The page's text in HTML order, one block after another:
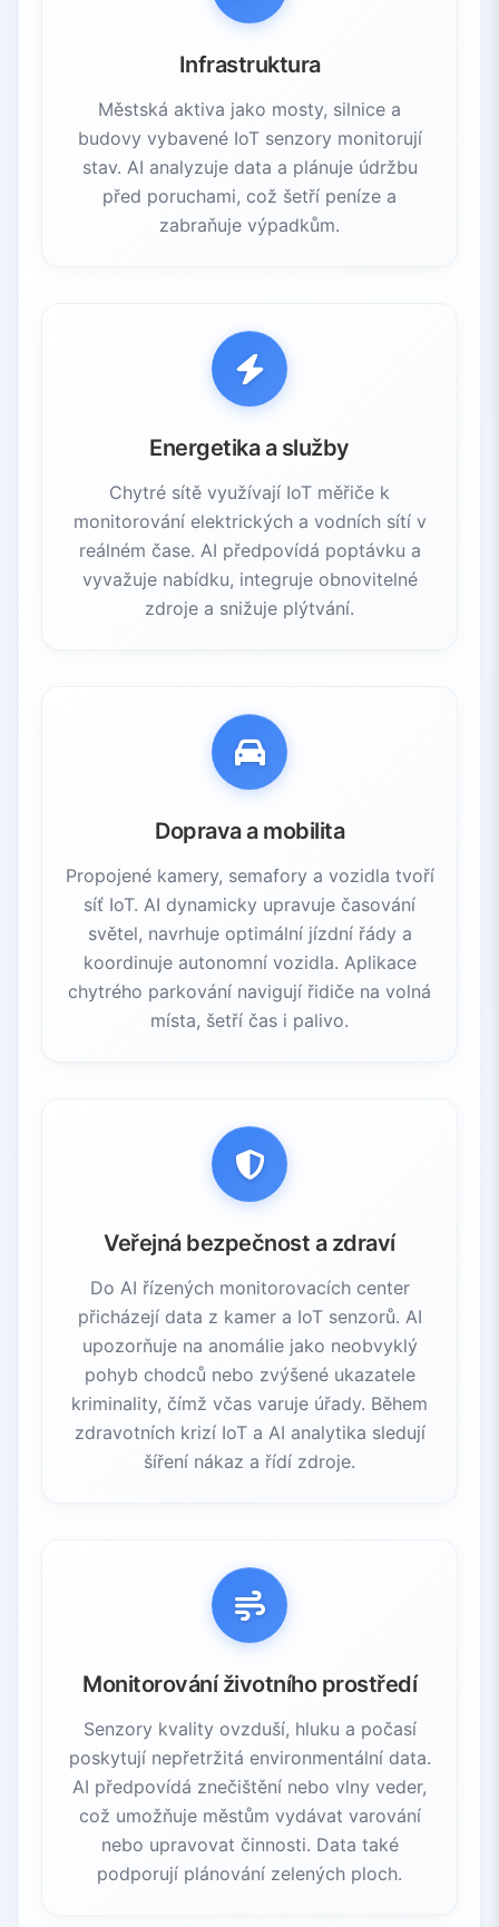
Infrastruktura
Městská aktiva jako mosty, silnice a
budovy vybavené IoT senzory monitorují
stav. AI analyzuje data a plánuje údržbu
před poruchami, což šetří peníze a
zabraňuje výpadkům.
Energetika a služby
Chytré sítě využívají IoT měřiče k
monitorování elektrických a vodních sítí v
reálném čase. AI předpovídá poptávku a
vyvažuje nabídku, integruje obnovitelné
zdroje a snižuje plýtvání.
Doprava a mobilita
Propojené kamery, semafory a vozidla tvoří
síť IoT. AI dynamicky upravuje časování
světel, navrhuje optimální jízdní řády a
koordinuje autonomní vozidla. Aplikace
chytrého parkování navigují řidiče na volná
místa, šetří čas i palivo.
Veřejná bezpečnost a zdraví
Do AI řízených monitorovacích center
přicházejí data z kamer a IoT senzorů. AI
upozorňuje na anomálie jako neobvyklý
pohyb chodců nebo zvýšené ukazatele
kriminality, čímž včas varuje úřady. Během
zdravotních krizí IoT a AI analytika sledují
šíření nákaz a řídí zdroje.
Monitorování životního prostředí
Senzory kvality ovzduší, hluku a počasí
poskytují nepřetržitá environmentální data.
AI předpovídá znečištění nebo vlny veder,
což umožňuje městům vydávat varování
nebo upravovat činnosti. Data také
podporují plánování zelených ploch.